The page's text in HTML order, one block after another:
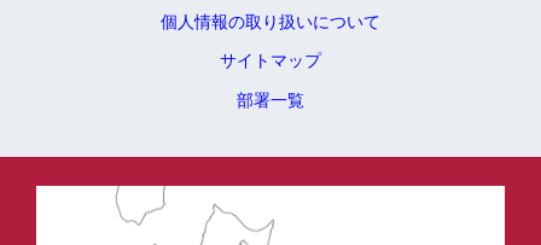
個人情報の取り扱いについて
サイトマップ
部署一覧